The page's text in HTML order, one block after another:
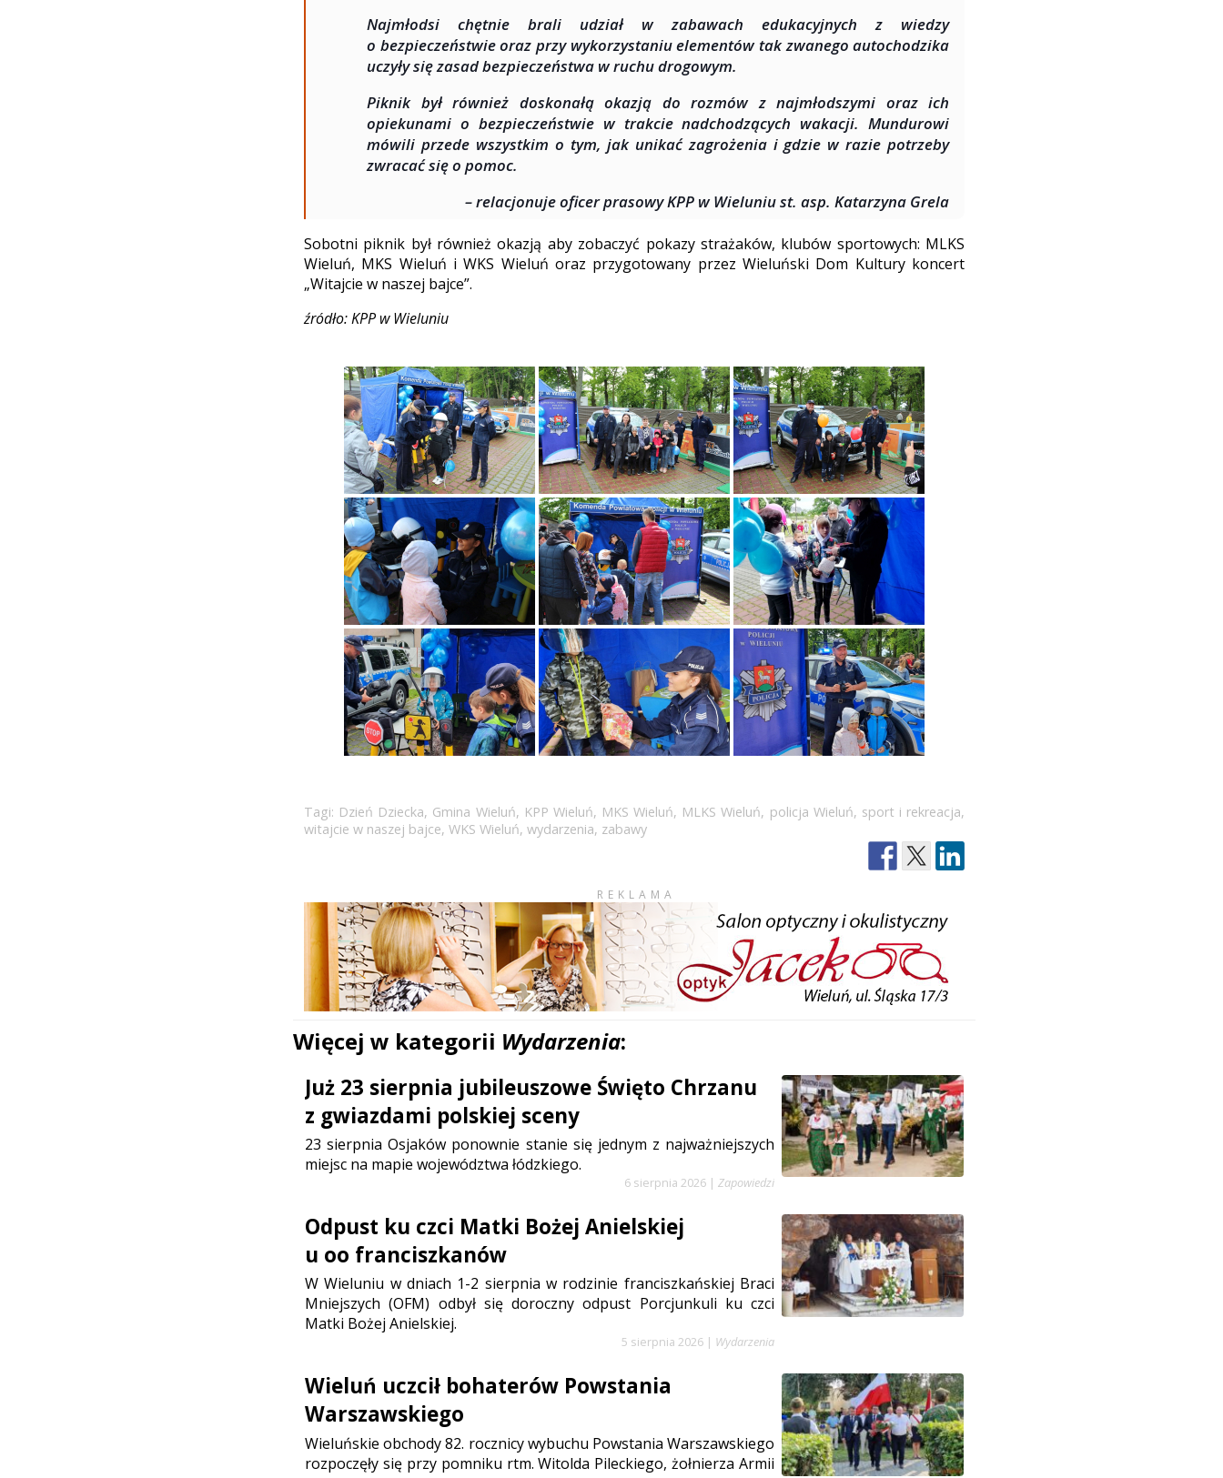
Najmłodsi chętnie brali udział w zabawach edukacyjnych z wiedzy
o bezpieczeństwie oraz przy wykorzystaniu elementów tak zwanego autochodzika
uczyły się zasad bezpieczeństwa w ruchu drogowym.
Piknik był również doskonałą okazją do rozmów z najmłodszymi oraz ich
opiekunami o bezpieczeństwie w trakcie nadchodzących wakacji. Mundurowi
mówili przede wszystkim o tym, jak unikać zagrożenia i gdzie w razie potrzeby
zwracać się o pomoc.
– relacjonuje oficer prasowy KPP w Wieluniu st. asp. Katarzyna Grela
Sobotni piknik był również okazją aby zobaczyć pokazy strażaków, klubów sportowych: MLKS
Wieluń, MKS Wieluń i WKS Wieluń oraz przygotowany przez Wieluński Dom Kultury koncert
„Witajcie w naszej bajce”.
źródło: KPP w Wieluniu
Tagi: Dzień Dziecka, Gmina Wieluń, KPP Wieluń, MKS Wieluń, MLKS Wieluń, policja Wieluń, sport i rekreacja,
witajcie w naszej bajce, WKS Wieluń, wydarzenia, zabawy
REKLAMA
Więcej w kategorii Wydarzenia:
Już 23 sierpnia jubileuszowe Święto Chrzanu
z gwiazdami polskiej sceny
23 sierpnia Osjaków ponownie stanie się jednym z najważniejszych
miejsc na mapie województwa łódzkiego.
6 sierpnia 2026 | Zapowiedzi
Odpust ku czci Matki Bożej Anielskiej
u oo franciszkanów
W Wieluniu w dniach 1-2 sierpnia w rodzinie franciszkańskiej Braci
Mniejszych (OFM) odbył się doroczny odpust Porcjunkuli ku czci
Matki Bożej Anielskiej.
5 sierpnia 2026 | Wydarzenia
Wieluń uczcił bohaterów Powstania
Warszawskiego
Wieluńskie obchody 82. rocznicy wybuchu Powstania Warszawskiego
rozpoczęły się przy pomniku rtm. Witolda Pileckiego, żołnierza Armii